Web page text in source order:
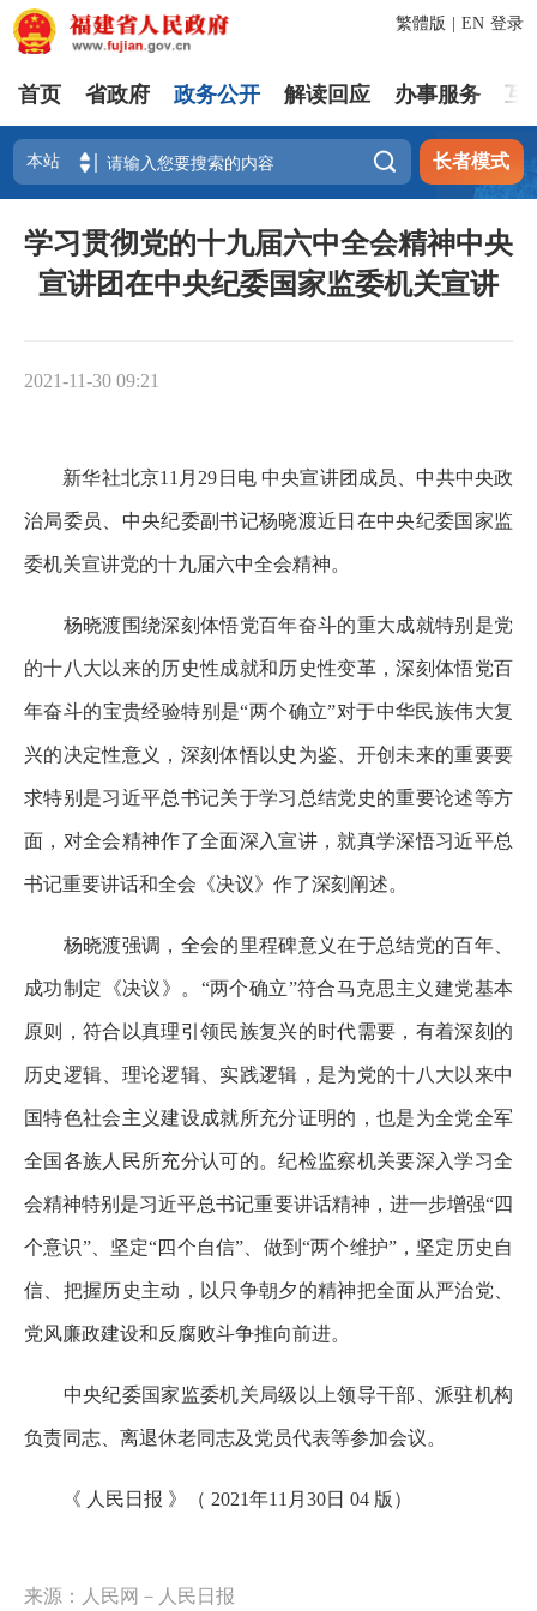
登录
繁體版 EN
首页 省政府 政务公开 解读回应 办事服务 互
 长者模式
学习贯彻党的十九届六中全会精神中央
宣讲团在中央纪委国家监委机关宣讲
2021-11-30 09:21
新华社北京11月29日电 中央宣讲团成员、中共中央政
治局委员、中央纪委副书记杨晓渡近日在中央纪委国家监
委机关宣讲党的十九届六中全会精神。
杨晓渡围绕深刻体悟党百年奋斗的重大成就特别是党
的十八大以来的历史性成就和历史性变革，深刻体悟党百
年奋斗的宝贵经验特别是“两个确立”对于中华民族伟大复
兴的决定性意义，深刻体悟以史为鉴、开创未来的重要要
求特别是习近平总书记关于学习总结党史的重要论述等方
面，对全会精神作了全面深入宣讲，就真学深悟习近平总
书记重要讲话和全会《决议》作了深刻阐述。
杨晓渡强调，全会的里程碑意义在于总结党的百年、
成功制定《决议》。“两个确立”符合马克思主义建党基本
原则，符合以真理引领民族复兴的时代需要，有着深刻的
历史逻辑、理论逻辑、实践逻辑，是为党的十八大以来中
国特色社会主义建设成就所充分证明的，也是为全党全军
全国各族人民所充分认可的。纪检监察机关要深入学习全
会精神特别是习近平总书记重要讲话精神，进一步增强“四
个意识”、坚定“四个自信”、做到“两个维护”，坚定历史自
信、把握历史主动，以只争朝夕的精神把全面从严治党、
党风廉政建设和反腐败斗争推向前进。
中央纪委国家监委机关局级以上领导干部、派驻机构
负责同志、离退休老同志及党员代表等参加会议。
《 人民日报 》（ 2021年11月30日 04 版）
来源：人民网－人民日报